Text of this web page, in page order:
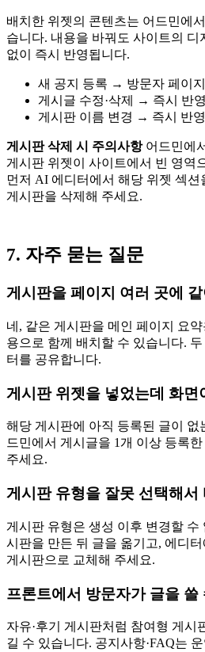
배치한 위젯의 콘텐츠는 어드민에
습니다. 내용을 바꿔도 사이트의 디
없이 즉시 반영됩니다.
새 공지 등록 → 방문자 페이
게시글 수정·삭제 → 즉시 반영
게시판 이름 변경 → 즉시 반영
게시판 삭제 시 주의사항어드민에
게시판 위젯이 사이트에서 빈 영역
먼저 AI 에디터에서 해당 위젯 섹션
게시판을 삭제해 주세요.
7. 자주 묻는 질문
게시판을 페이지 여러 곳에
네, 같은 게시판을 메인 페이지 요
용으로 함께 배치할 수 있습니다.
터를 공유합니다.
게시판 위젯을 넣었는데 화면
해당 게시판에 아직 등록된 글이 없
드민에서 게시글을 1개 이상 등록
주세요.
게시판 유형을 잘못 선택해서
게시판 유형은 생성 이후 변경할 수
시판을 만든 뒤 글을 옮기고, 에디
게시판으로 교체해 주세요.
프론트에서 방문자가 글을 쓸
자유·후기 게시판처럼 참여형 게시
길 수 있습니다. 공지사항·FAQ는